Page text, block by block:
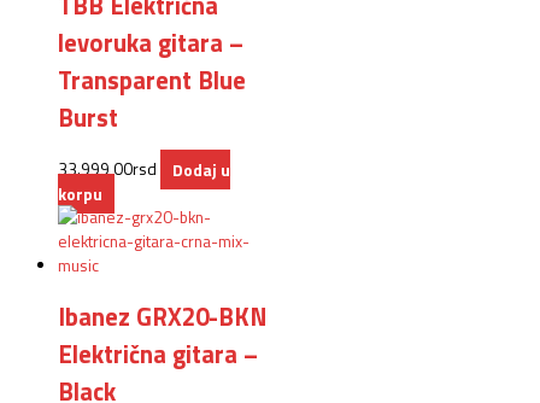
levoruka gitara –
Transparent Blue
Burst
33.999,00rsd
Dodaj u
korpu
Ibanez GRX20-BKN
Električna gitara –
Black